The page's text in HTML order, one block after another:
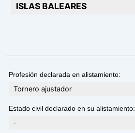
ISLAS BALEARES
Profesión declarada en alistamiento:
Tornero ajustador
Estado civil declarado en su alistamiento:
-